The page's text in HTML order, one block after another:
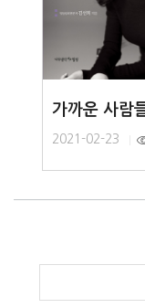
2021-02-23